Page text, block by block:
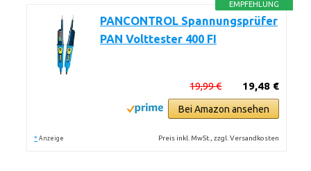
EMPFEHLUNG
PANCONTROL Spannungsprüfer
PAN Volttester 400 FI
19,48 €
19,99 €
Bei Amazon ansehen
* Anzeige Preis inkl. MwSt., zzgl. Versandkosten